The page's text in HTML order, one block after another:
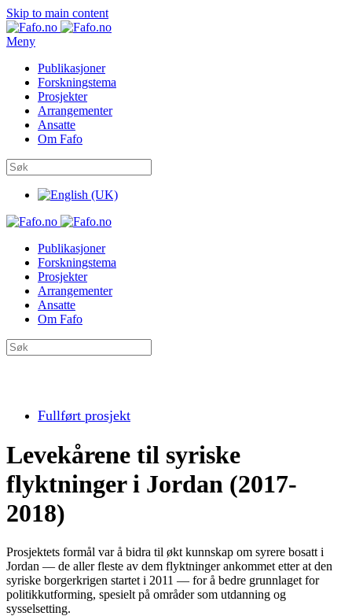
Skip to main content
Meny
Publikasjoner
Forskningstema
Prosjekter
Arrangementer
Ansatte
Om Fafo
Publikasjoner
Forskningstema
Prosjekter
Arrangementer
Ansatte
Om Fafo
Fullført prosjekt
Levekårene til syriske
flyktninger i Jordan (2017-
2018)
Prosjektets formål var å bidra til økt kunnskap om syrere bosatt i
Jordan — de aller fleste av dem flyktninger ankommet etter at den
syriske borgerkrigen startet i 2011 — for å bedre grunnlaget for
politikkutforming, spesielt på områder som utdanning og
sysselsetting.